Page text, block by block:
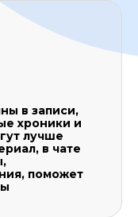
в записи,
хроники и
лучше
в чате
поможет